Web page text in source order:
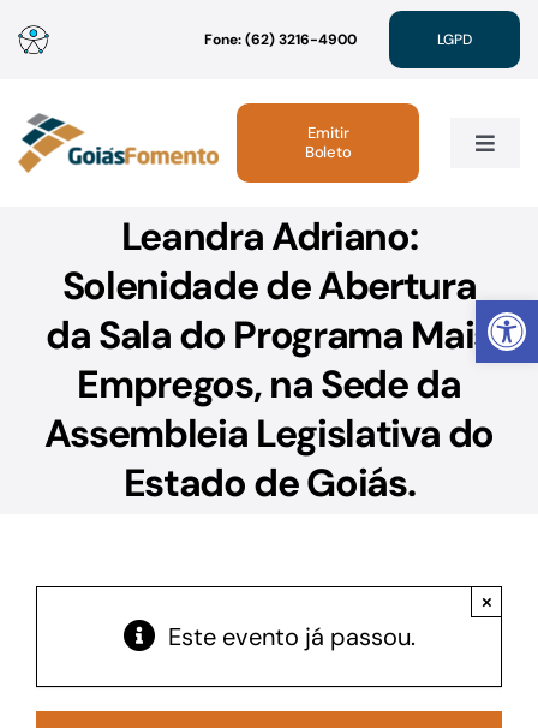
Abrir
para
conteúdo
Fone: (62) 3216-4900 LGPD
Toggle
Institucional
Atendimento
Sustentabilidade
Emitir
Boleto
Leandra Adriano:
Solenidade de Abertura
da Sala do Programa Mais
Empregos, na Sede da
Assembleia Legislativa do
Estado de Goiás.
Este evento já passou.
×